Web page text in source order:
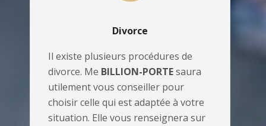
Divorce
Il existe plusieurs procédures de
divorce. Me BILLION-PORTEsaura
utilement vous conseiller pour
choisir celle qui est adaptée à votre
situation. Elle vous renseignera sur